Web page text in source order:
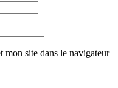
mon site dans le navigateur